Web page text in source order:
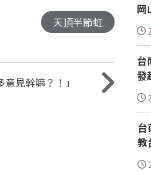
天頂半節虹
見幹嘛？！」
岡
台
發
台
教